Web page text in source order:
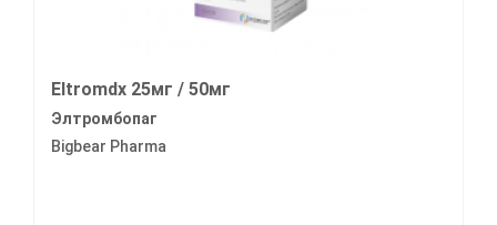
Eltromdx 25мг / 50мг
Элтромбопаг
Bigbear Pharma